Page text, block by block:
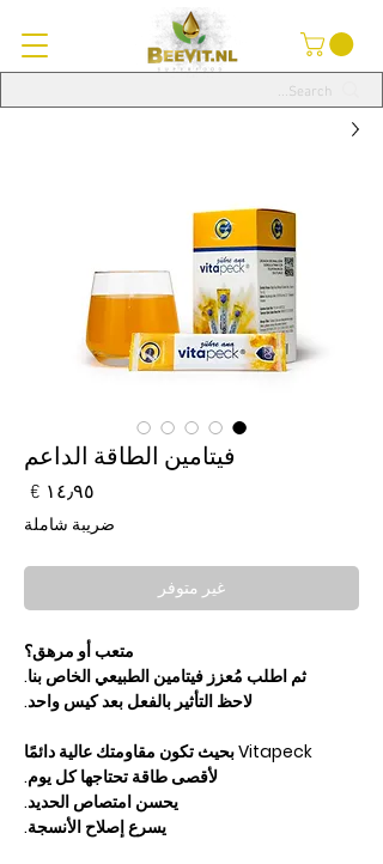
فيتامين الطاقة الداعم
ضريبة شاملة
غير متوفر
متعب أو مرهق؟
ثم اطلب مُعزز فيتامين الطبيعي الخاص بنا.
لاحظ التأثير بالفعل بعد كيس واحد.
Vitapeck بحيث تكون مقاومتك عالية دائمًا
لأقصى طاقة تحتاجها كل يوم.
يحسن امتصاص الحديد.
يسرع إصلاح الأنسجة.